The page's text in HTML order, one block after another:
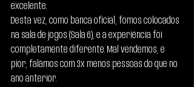
excelente.
Desta vez, como banca oficial, fomos colocados
na sala de jogos (Sala 6), e a experiência foi
completamente diferente. Mal vendemos, e
pior, falámos com 3x menos pessoas do que no
ano anterior.